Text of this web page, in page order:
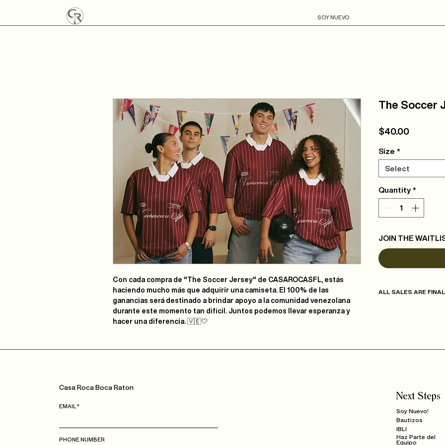
SOY NUEVO
Con cada compra de "The Soccer Jersey" de CASAROCASFL, estás
haciendo mucho más que adquirir una camiseta. El 100% de las
ganancias será destinado a brindar apoyo a la comunidad venezolana
durante este momento tan difícil. Juntos podemos llevar esperanza y
hacer una diferencia. 🇻🇪🤍
The Soccer
$40.00Price
Size *
Select
Quantity*
JOIN THE
ALL SALES ARE
CasaRocaBoca Raton
EMAIL
PHONE NUMBER
Next Steps
Soy Nuevo!
Bautizos
IBLI
Haz Parte del
Equipo